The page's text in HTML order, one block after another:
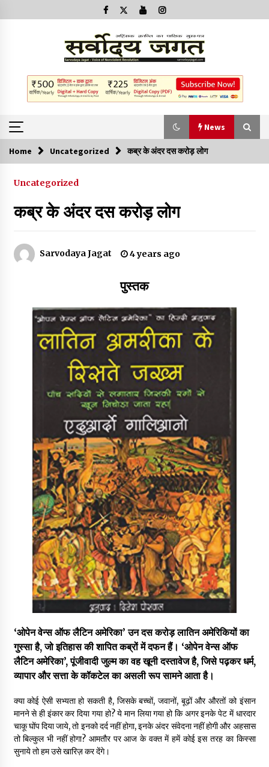
News
News
2 years ago
बनारस में अब सर्व सेवा संघ के मुख्य भवनों को ध्वस्त करने का खतरा
3 years ago
सर्व सेवा संघ मुख्यालय में मनाई गई ज्योति बा फुले जयंती
3 years ago
इतिहास बदलने के प्रयास का विरोध करना होगा
3 years ago
चाइनीज मस्ट गो
3 years ago
गांधी के रास्ते ही वैश्विक समस्याओं का समाधान सम्भव
3 years ago
पीवी राजगोपाल को जापान का निवानो शांति पुरस्कार
3 years ago
कैसे बचायें बच्चों का मन?
3 years ago
राष्ट्रीय आन्दोलन में भाषाओं की भूमिका पर एक जरूरी दस्तावेज
यह समझना ज़्यादा ज़रूरी कि किसको सत्ता में नहीं आना चाहिए
3 years ago
Home Uncategorized कब्र के अंदर दस करोड़ लोग
Uncategorized
कब्र के अंदर दस करोड़ लोग
Sarvodaya Jagat 4 years ago
पुस्तक
‘ओपेन वेन्स ऑफ लैटिन अमेरिका’ उन दस करोड़ लातिन अमेरिकियों का
गुस्सा है, जो इतिहास की शापित कब्रों में दफन हैं। ‘ओपेन वेन्स ऑफ
लैटिन अमेरिका’, पूंजीवादी जुल्म का वह खूनी दस्तावेज है, जिसे पढ़कर धर्म,
व्यापार और सत्ता के कॉकटेल का असली रूप सामने आता है।
क्या कोई ऐसी सभ्यता हो सकती है, जिसके बच्चों, जवानों, बूढ़ों और औरतों को इंसान
मानने से ही इंकार कर दिया गया हो? ये मान लिया गया हो कि अगर इनके पेट में धारदार
चाकू घोंप दिया जाये, तो इनको दर्द नहीं होगा, इनके अंदर संवेदना नहीं होगी और अहसास
तो बिल्कुल भी नहीं होगा? आमतौर पर आज के वक्त में हमें कोई इस तरह का किस्सा
सुनाये तो हम उसे खारिज़ कर देंगे।